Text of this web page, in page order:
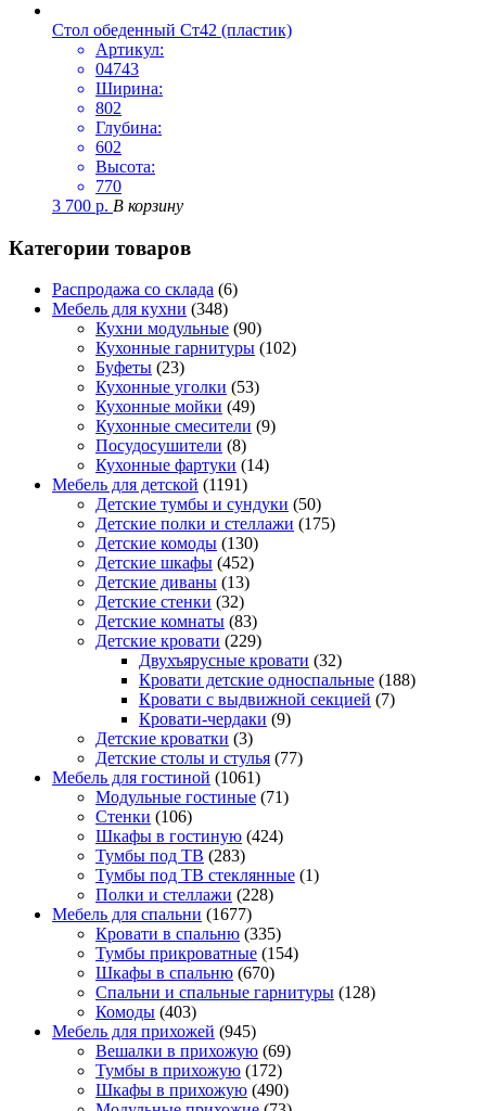
Стол обеденный Ст42 (пластик)
Артикул:
04743
Ширина:
802
Глубина:
602
Высота:
770
3 700 р. В корзину
Категории товаров
Распродажа со склада (6)
Мебель для кухни (348)
Кухни модульные (90)
Кухонные гарнитуры (102)
Буфеты (23)
Кухонные уголки (53)
Кухонные мойки (49)
Кухонные смесители (9)
Посудосушители (8)
Кухонные фартуки (14)
Мебель для детской (1191)
Детские тумбы и сундуки (50)
Детские полки и стеллажи (175)
Детские комоды (130)
Детские шкафы (452)
Детские диваны (13)
Детские стенки (32)
Детские комнаты (83)
Детские кровати (229)
Двухъярусные кровати (32)
Кровати детские односпальные (188)
Кровати с выдвижной секцией (7)
Кровати-чердаки (9)
Детские кроватки (3)
Детские столы и стулья (77)
Мебель для гостиной (1061)
Модульные гостиные (71)
Стенки (106)
Шкафы в гостиную (424)
Тумбы под ТВ (283)
Тумбы под ТВ стеклянные (1)
Полки и стеллажи (228)
Мебель для спальни (1677)
Кровати в спальню (335)
Тумбы прикроватные (154)
Шкафы в спальню (670)
Спальни и спальные гарнитуры (128)
Комоды (403)
Мебель для прихожей (945)
Вешалки в прихожую (69)
Тумбы в прихожую (172)
Шкафы в прихожую (490)